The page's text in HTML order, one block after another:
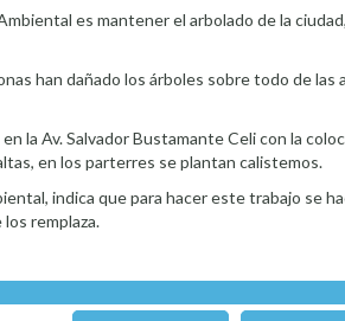
es mantener el arbolado de la
han dañado los árboles sobre todo de
la Av. Salvador Bustamante Celi con la
en los parterres se plantan calistemos.
indica que para hacer este trabajo se
remplaza.